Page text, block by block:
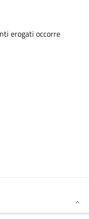
erogati occorre